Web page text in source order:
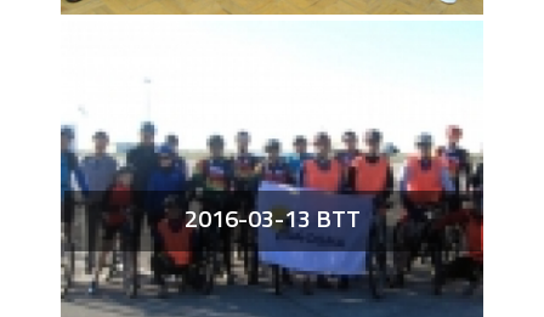
2016-03-13 BTT